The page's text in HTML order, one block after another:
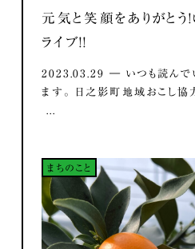
元気と笑顔をありがとう
ライブ！！
2023.03.29 ― いつも読んでい
ます。 日之影町地域おこし
まちのこと